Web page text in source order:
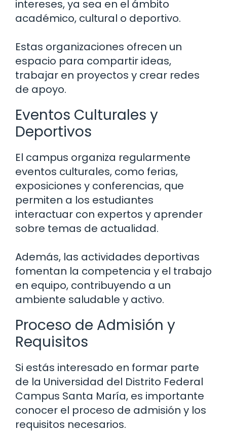
intereses, ya sea en el ámbito
académico, cultural o deportivo.
Estas organizaciones ofrecen un
espacio para compartir ideas,
trabajar en proyectos y crear redes
de apoyo.
Eventos Culturales y
Deportivos
El campus organiza regularmente
eventos culturales, como ferias,
exposiciones y conferencias, que
permiten a los estudiantes
interactuar con expertos y aprender
sobre temas de actualidad.
Además, las actividades deportivas
fomentan la competencia y el trabajo
en equipo, contribuyendo a un
ambiente saludable y activo.
Proceso de Admisión y
Requisitos
Si estás interesado en formar parte
de la Universidad del Distrito Federal
Campus Santa María, es importante
conocer el proceso de admisión y los
requisitos necesarios.